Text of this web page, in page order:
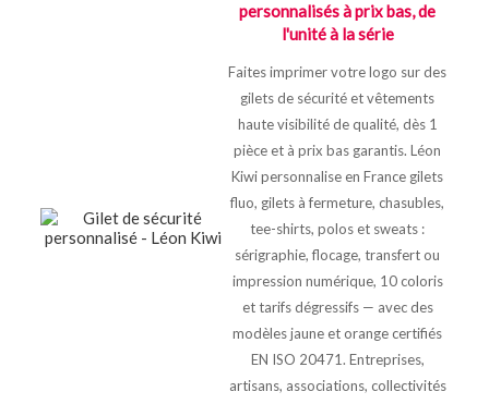
personnalisés à prix bas, de
l'unité à la série
Faites imprimer votre logo sur des
gilets de sécurité et vêtements
haute visibilité de qualité, dès 1
pièce et à prix bas garantis. Léon
Kiwi personnalise en France gilets
fluo, gilets à fermeture, chasubles,
tee-shirts, polos et sweats :
sérigraphie, flocage, transfert ou
impression numérique, 10 coloris
et tarifs dégressifs — avec des
modèles jaune et orange certifiés
EN ISO 20471. Entreprises,
artisans, associations, collectivités